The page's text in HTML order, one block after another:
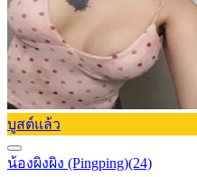
บูสต์แล้ว
น้องผิงผิง (Pingping)(24)